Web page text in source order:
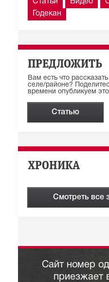
Статьи
Видео
Годекан
ПРЕДЛОЖИТЬ
Вам есть что
селе/районе?
времени опубликуем
Статью
ХРОНИКА
Смотреть все
Сайт номер
приезжает